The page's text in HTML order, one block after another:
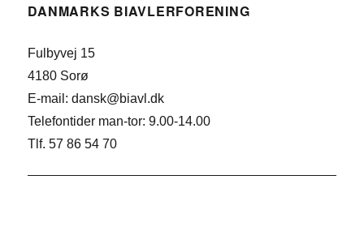
DANMARKS BIAVLERFORENING
Fulbyvej 15
4180 Sorø
E-mail: dansk@biavl.dk
Telefontider man-tor: 9.00-14.00
Tlf. 57 86 54 70